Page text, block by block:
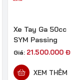
Xe Tay Ga 50cc
SYM Passing
Giá: 21.500.000 Đ
XEM THÊM